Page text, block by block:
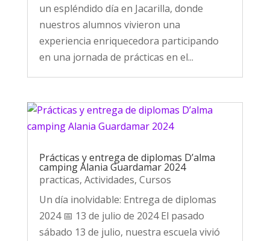
un espléndido día en Jacarilla, donde
nuestros alumnos vivieron una
experiencia enriquecedora participando
en una jornada de prácticas en el...
Prácticas y entrega de diplomas D’alma
camping Alania Guardamar 2024
practicas, Actividades, Cursos
Un día inolvidable: Entrega de diplomas
2024 📅 13 de julio de 2024 El pasado
sábado 13 de julio, nuestra escuela vivió